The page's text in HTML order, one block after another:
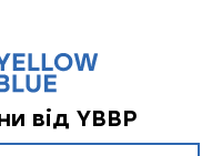
від YBBP